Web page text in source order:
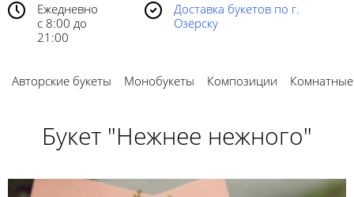
Ежедневно
с 8:00 до
21:00
Доставка букетов по г.
Озёрску
Авторские букеты Монобукеты Композиции
Букет "Нежнее нежного"